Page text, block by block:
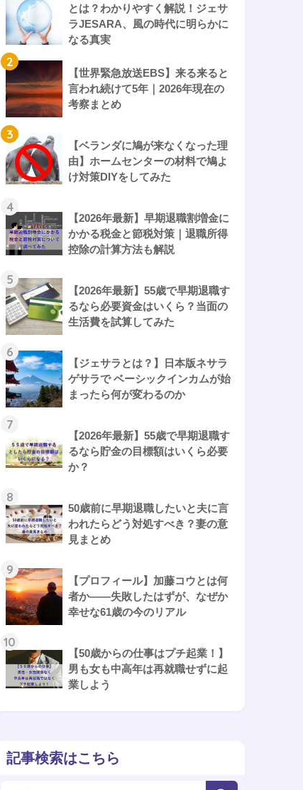
とは？わかりやすく解説！ジェサ
ラJESARA、風の時代に明らかに
なる真実
2
【世界緊急放送EBS】来る来ると
言われ続けて5年｜2026年現在の
考察まとめ
3
【ベランダに鳩が来なくなった理
由】ホームセンターの材料で鳩よ
け対策DIYをしてみた
4
【2026年最新】早期退職割増金に
かかる税金と節税対策｜退職所得
控除の計算方法も解説
5
【2026年最新】55歳で早期退職す
るなら必要資金はいくら？当面の
生活費を試算してみた
6
【ジェサラとは？】日本版ネサラ
ゲサラで ベーシックインカムが始
まったら何が変わるのか
7
【2026年最新】55歳で早期退職す
るなら貯金の目標額はいくら必要
か？
8
50歳前に早期退職したいと夫に言
われたらどう対処すべき？妻の意
見まとめ
9
【プロフィール】加藤コウとは何
者か——失敗したはずが、なぜか
幸せな61歳の今のリアル
10
【50歳からの仕事はプチ起業！】
男も女も中高年は再就職せずに起
業しよう
記事検索はこちら